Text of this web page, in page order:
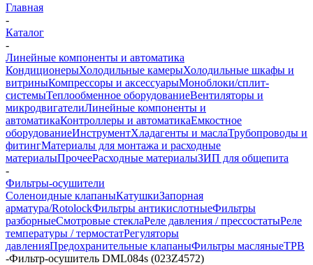
Главная
-
Каталог
-
Линейные компоненты и автоматика
КондиционерыХолодильные камерыХолодильные шкафы и
витриныКомпрессоры и аксессуарыМоноблоки/сплит-
системыТеплообменное оборудованиеВентиляторы и
микродвигателиЛинейные компоненты и
автоматикаКонтроллеры и автоматикаЕмкостное
оборудованиеИнструментХладагенты и маслаТрубопроводы и
фитингМатериалы для монтажа и расходные
материалыПрочееРасходные материалыЗИП для общепита
-
Фильтры-осушители
Соленоидные клапаныКатушкиЗапорная
арматура/RotolockФильтры антикислотныеФильтры
разборныеСмотровые стеклаРеле давления / прессостатыРеле
температуры / термостатРегуляторы
давленияПредохранительные клапаныФильтры масляныеТРВ
-Фильтр-oсушитель DML084s (023Z4572)